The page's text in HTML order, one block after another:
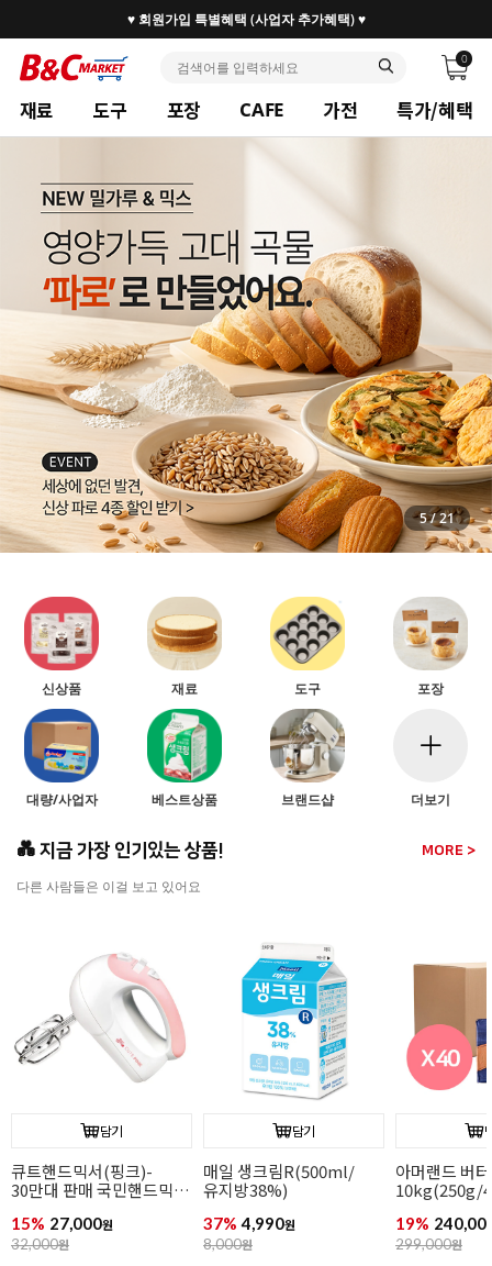
30만 홈베이커 1.2만 사업자가 즐겨찾는 마켓리더
0
재료 도구 포장 CAFE 가전 특가/혜택
5/21
신상품 재료 도구 포장
대량/사업자 베스트상품 브랜드샵 더보기
💑 지금 가장 인기있는 상품! MORE >
다른 사람들은 이걸 보고 있어요
담기
아머랜드 버터
10kg(250g/40개입/
19% 240,000
299,000원
담기
[무배/회원 아이스박스
무료]끼리
크림치즈1kgx12개
21% 234,000
299,900
[칼리바우트]
(1.6kg/ 카카
44.8%/ 바통
8% 42,900원
46,900원